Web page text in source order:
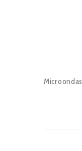
Microondas